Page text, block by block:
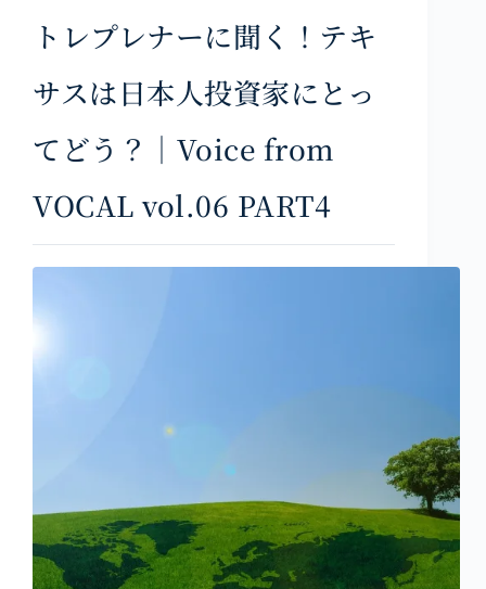
トレプレナーに聞く！テキ
サスは日本人投資家にとっ
てどう？｜Voice from
VOCAL vol.06 PART4